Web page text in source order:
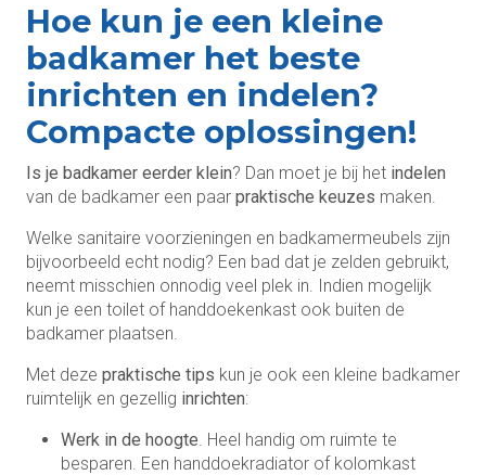
Hoe kun je een kleine
badkamer het beste
inrichten en indelen?
Compacte oplossingen!
Is je badkamer eerder klein? Dan moet je bij het indelen
van de badkamer een paar praktische keuzes maken.
Welke sanitaire voorzieningen en badkamermeubels zijn
bijvoorbeeld echt nodig? Een bad dat je zelden gebruikt,
neemt misschien onnodig veel plek in. Indien mogelijk
kun je een toilet of handdoekenkast ook buiten de
badkamer plaatsen.
Met deze praktische tips kun je ook een kleine badkamer
ruimtelijk en gezellig inrichten:
Werk in de hoogte . Heel handig om ruimte te
besparen. Een handdoekradiator of kolomkast